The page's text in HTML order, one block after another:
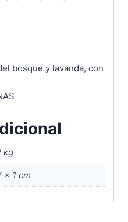
bosque y lavanda, con
kg
× 1 cm